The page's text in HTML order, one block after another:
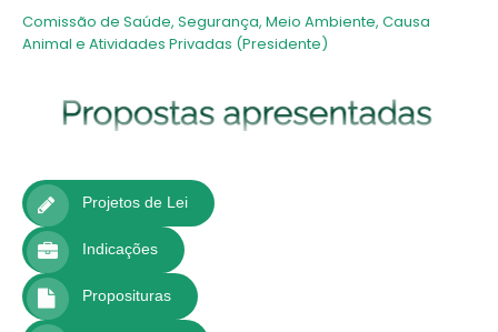
Comissão de Saúde, Segurança, Meio Ambiente, Causa
Animal e Atividades Privadas (Presidente)
Projetos de Lei
Indicações
Proposituras